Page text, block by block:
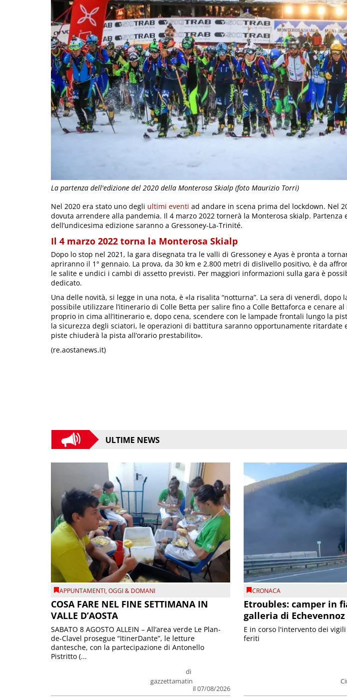
La partenza dell'edizione del 2020 della Monterosa Skialp (foto Maurizio Torri)
Nel 2020 era stato uno degli ultimi eventi ad andare in scena prima del lockdown. Nel
dovuta arrendere alla pandemia. Il 4 marzo 2022 tornerà la Monterosa skialp. Partenza
dell’undicesima edizione saranno a Gressoney-La-Trinité.
Il 4 marzo 2022 torna la Monterosa Skialp
Dopo lo stop nel 2021, la gara disegnata tra le valli di Gressoney e Ayas è pronta a
apriranno il 1° gennaio. La prova, da 30 km e 2.800 metri di dislivello positivo, è da
le salite e undici i cambi di assetto previsti. Per maggiori informazioni sulla gara è
dedicato.
Una delle novità, si legge in una nota, è «la risalita “notturna”. La sera di venerdì, dopo
possibile utilizzare l’itinerario di Colle Betta per salire fino a Colle Bettaforca e cenare
proprio in cima all’itinerario e, dopo cena, scendere con le lampade frontali lungo la
la sicurezza degli sciatori, le operazioni di battitura saranno opportunamente ritardate
piste chiuderà la pista all’orario prestabilito».
(re.aostanews.it)
ULTIME NEWS
APPUNTAMENTI,OGGI & DOMANI
COSA FARE NEL FINE SETTIMANA IN
VALLE D’AOSTA
di
gazzettamatin
il 07/08/2026
SABATO 8 AGOSTO ALLEIN – All’area verde Le Plan-
de-Clavel prosegue “ItinerDante”, le letture
dantesche, con la partecipazione di Antonello
Pistritto (...
CRONACA
Etroubles: camper in
galleria di Echevennoz
E in corso l'intervento dei
feriti